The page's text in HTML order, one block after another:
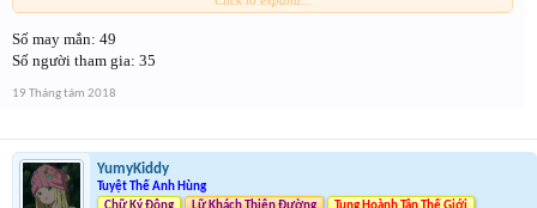
Form :
Số may mắn: 49
Số người tham gia: 35
19 Tháng tám 2018
YumyKiddy
Tuyệt Thế Anh Hùng